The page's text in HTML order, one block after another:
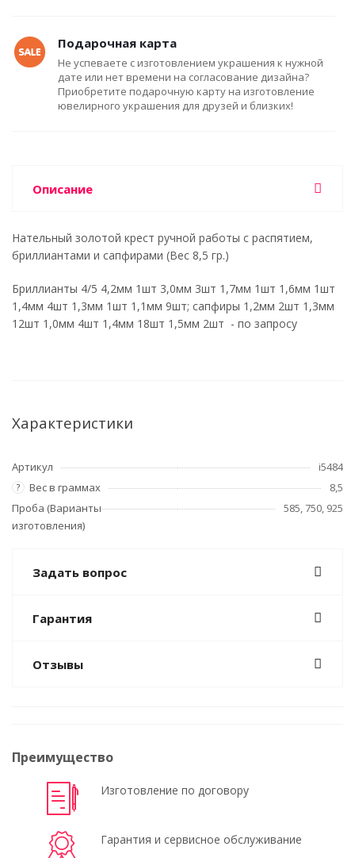
Подарочная карта
Не успеваете с изготовлением украшения к нужной
дате или нет времени на согласование дизайна?
Приобретите подарочную карту на изготовление
ювелирного украшения для друзей и близких!
Описание
Нательный золотой крест ручной работы с распятием,
бриллиантами и сапфирами (Вес 8,5 гр.)
Бриллианты 4/5 4,2мм 1шт 3,0мм 3шт 1,7мм 1шт 1,6мм 1шт
1,4мм 4шт 1,3мм 1шт 1,1мм 9шт; сапфиры 1,2мм 2шт 1,3мм
12шт 1,0мм 4шт 1,4мм 18шт 1,5мм 2шт - по запросу
Характеристики
Артикул i5484
? Вес в граммах
8,5
Проба (Варианты
изготовления)
585, 750, 925
Задать вопрос
Гарантия
Отзывы
Преимущество
Изготовление по договору
Гарантия и сервисное обслуживание